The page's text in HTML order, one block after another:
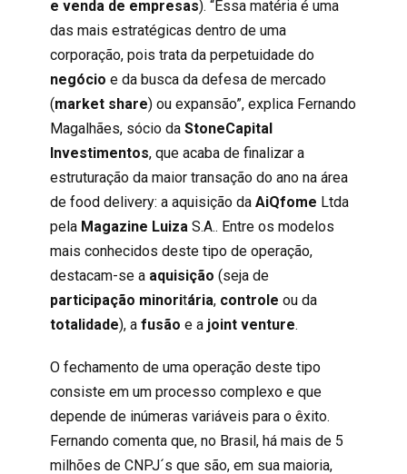
e venda de empresas). “Essa matéria é uma
das mais estratégicas dentro de uma
corporação, pois trata da perpetuidade do
negócio e da busca da defesa de mercado
(market share) ou expansão”, explica Fernando
Magalhães, sócio da StoneCapital
Investimentos, que acaba de finalizar a
estruturação da maior transação do ano na área
de food delivery: a aquisição da AiQfome Ltda
pela Magazine Luiza S.A.. Entre os modelos
mais conhecidos deste tipo de operação,
destacam-se a aquisição (seja de
participação minoritária, controle ou da
totalidade), a fusão e a joint venture.
O fechamento de uma operação deste tipo
consiste em um processo complexo e que
depende de inúmeras variáveis para o êxito.
Fernando comenta que, no Brasil, há mais de 5
milhões de CNPJ´s que são, em sua maioria,